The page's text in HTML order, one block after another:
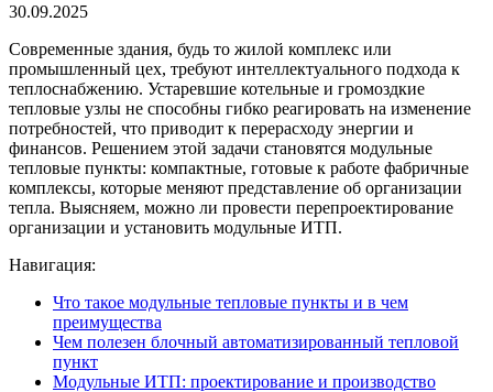
30.09.2025
Современные здания, будь то жилой комплекс или
промышленный цех, требуют интеллектуального подхода к
теплоснабжению. Устаревшие котельные и громоздкие
тепловые узлы не способны гибко реагировать на изменение
потребностей, что приводит к перерасходу энергии и
финансов. Решением этой задачи становятся модульные
тепловые пункты: компактные, готовые к работе фабричные
комплексы, которые меняют представление об организации
тепла. Выясняем, можно ли провести перепроектирование
организации и установить модульные ИТП.
Навигация:
Что такое модульные тепловые пункты и в чем
преимущества
Чем полезен блочный автоматизированный тепловой
пункт
Модульные ИТП: проектирование и производство